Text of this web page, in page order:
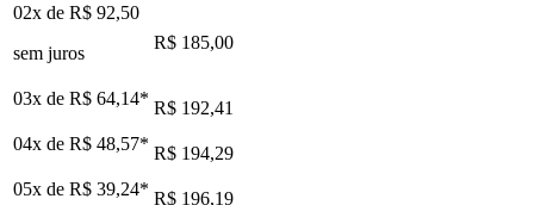
02x de R$ 92,50
sem juros
R$ 185,00
03x de R$ 64,14* R$ 192,41
04x de R$ 48,57* R$ 194,29
05x de R$ 39,24* R$ 196,19